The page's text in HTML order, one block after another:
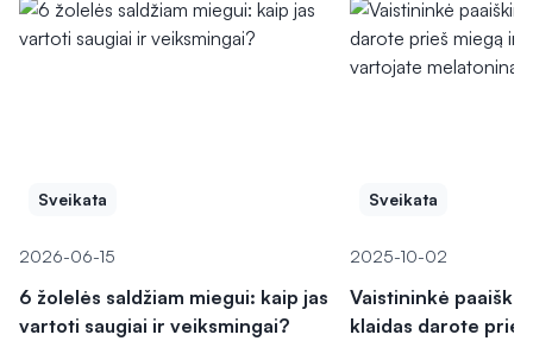
Sveikata
2026-06-15
6 žolelės saldžiam miegui: kaip jas
vartoti saugiai ir veiksmingai?
Sveikata
2025-10-02
Vaistininkė
klaidas darote